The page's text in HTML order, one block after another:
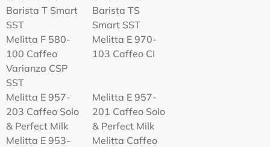
Barista T Smart
SST
Barista TS
Smart SST
Melitta F 580-
100 Caffeo
Varianza CSP
SST
Melitta Е 970-
103 Caffeo CI
Melitta E 957-
203 Caffeo Solo
& Perfect Milk
Melitta E 957-
201 Caffeo Solo
& Perfect Milk
Melitta Е 953-
Melitta Caffeo